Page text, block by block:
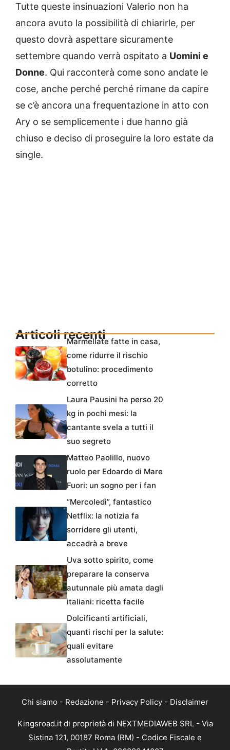
Tutte queste insinuazioni Valerio non ha
ancora avuto la possibilità di chiarirle, per
questo dovrà aspettare sicuramente
settembre quando verrà ospitato a Uomini e
Donne. Qui racconterà come sono andate le
cose, anche perché perché rimane da capire
se c’è ancora una frequentazione in atto con
Ary o se semplicemente i due hanno già
chiuso e deciso di proseguire la loro estate da
single.
Articoli recentiMarmellate fatte in casa,
come ridurre il rischio
botulino: procedimento
corretto
Laura Pausini ha perso 20
kg in pochi mesi: la
cantante svela a tutti il
suo segreto
Matteo Paolillo, nuovo
ruolo per Edoardo di Mare
Fuori: un sogno per i fan
“Mercoledì”, fantastico
Netflix: la notizia fa
sorridere gli utenti,
accadrà a breve
Uva sotto spirito, come
preparare la conserva
autunnale più amata dagli
italiani: ricetta facile
Dolcificanti artificiali,
quanti rischi per la salute:
quali evitare
assolutamente
Chi siamo - Redazione - Privacy Policy - Disclaimer
Kingsroad.it di proprietà di NEXTMEDIAWEB SRL - Via
Sistina 121, 00187 Roma (RM) - Codice Fiscale e